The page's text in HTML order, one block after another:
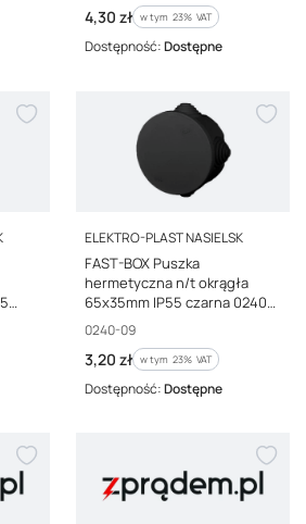
Cena brutto
4,30 zł w tym %s VAT
w tym 23% VAT
Dostępność:Dostępne
PRODUCENT
ELEKTRO-PLAST NASIELSK
FAST-BOX Puszka
hermetyczna n/t okrągła
65x35mm IP55 czarna 0240-
09
Kod producenta
0240-09
Cena brutto
3,20 zł w tym %s VAT
w tym 23% VAT
Dostępność:Dostępne